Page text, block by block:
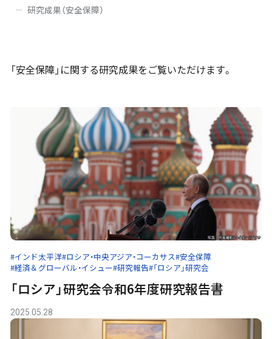
研究成果（安全保障）
「安全保障」に関する研究成果をご覧いただけます。
#インド太平洋#ロシア・中央アジア・コーカサス#安全保障
#経済＆グローバル・イシュー#研究報告#「ロシア」研究会
「ロシア」研究会令和6年度研究報告書
2025.05.28